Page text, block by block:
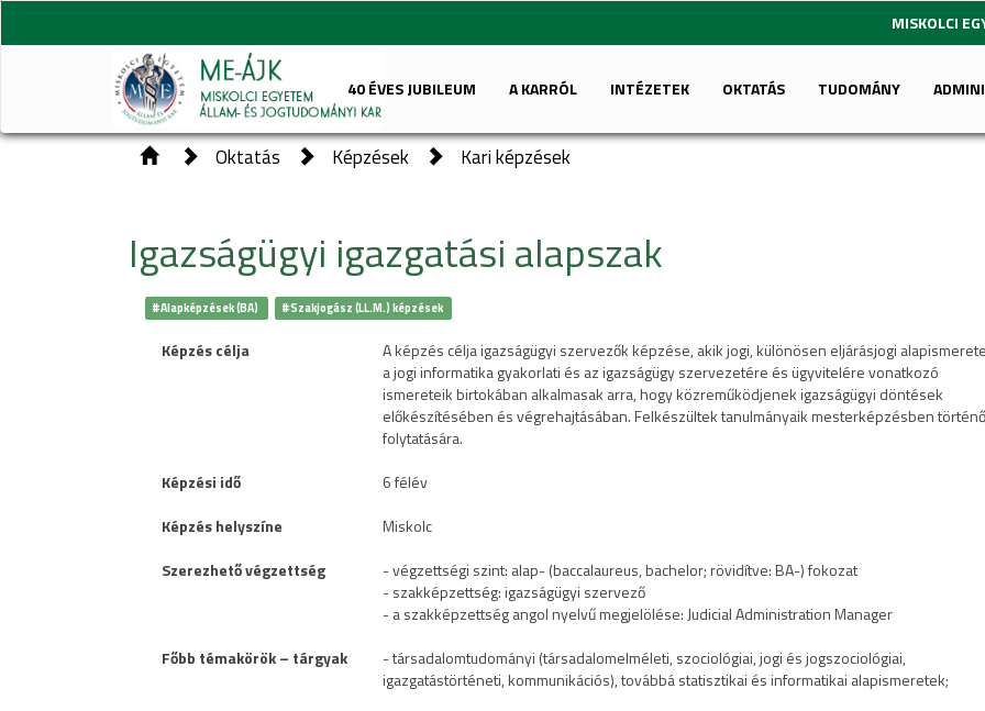
MISKOLCI
40 ÉVES JUBILEUM A KARRÓL INTÉZETEK OKTATÁS TUDOMÁNY
Oktatás Képzések Kari képzések
Igazságügyi igazgatási alapszak
#Alapképzések (BA) #Szakjogász (LL.M.) képzések
Képzés célja
A képzés célja igazságügyi szervezők képzése, akik jogi, különösen eljárásjogi
a jogi informatika gyakorlati és az igazságügy szervezetére és ügyvitelére vonatkozó
ismereteik birtokában alkalmasak arra, hogy közreműködjenek igazságügyi döntések
előkészítésében és végrehajtásában. Felkészültek tanulmányaik mesterképzésben történő
folytatására.
Képzési idő
6 félév
Képzés helyszíne
Miskolc
Szerezhető végzettség
- végzettségi szint: alap- (baccalaureus, bachelor; rövidítve: BA-) fokozat
- szakképzettség: igazságügyi szervező
- a szakképzettség angol nyelvű megjelölése: Judicial Administration Manager
Főbb témakörök – tárgyak
- társadalomtudományi (társadalomelméleti, szociológiai, jogi és jogszociológiai,
igazgatástörténeti, kommunikációs), továbbá statisztikai és informatikai alapismeretek;